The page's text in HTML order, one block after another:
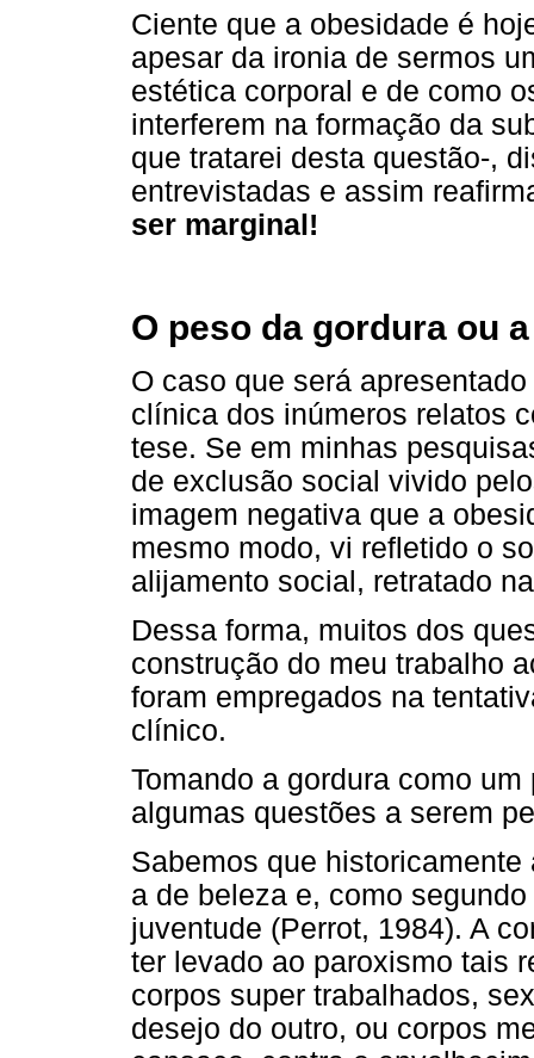
Ciente que a obesidade é
apesar da ironia de sermos
estética corporal e de como
interferem na formação da
que tratarei desta questão-,
entrevistadas e assim
ser marginal!
O peso da gordura ou
O caso que será
clínica dos inúmeros relatos
tese. Se em minhas
de exclusão social vivido
imagem negativa que a
mesmo modo, vi refletido o
alijamento social, retratado
Dessa forma, muitos dos
construção do meu trabalho
foram empregados na
clínico.
Tomando a gordura como
algumas questões a serem
Sabemos que
a de beleza e, como
juventude (Perrot, 1984). A
ter levado ao paroxismo tais
corpos super trabalhados,
desejo do outro, ou corpos